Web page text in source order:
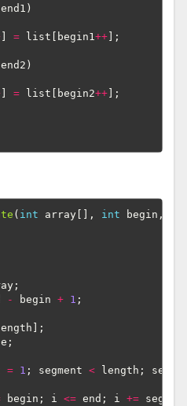
end1 )
= list begin1++ ];
end2 )
= list begin2++ ];
( int array [], int begin ,
;
- begin + 1 ;
];
;
= 1 ; segment < length ;
begin ; i <= end ; i +=